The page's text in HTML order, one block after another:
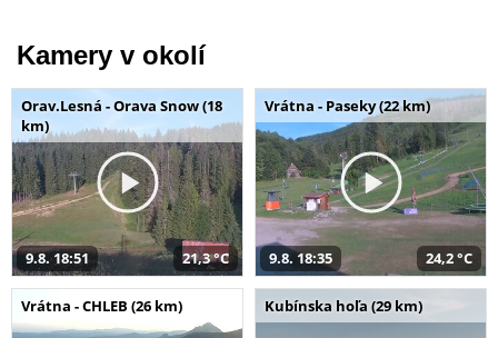
Kamery v okolí
Orav.Lesná - Orava Snow (18
km)
9.8. 18:51 21,3 °C
Vrátna - Paseky (22 km)
9.8. 18:35 24,2 °C
Vrátna - CHLEB (26 km) Kubínska hoľa (29 km)